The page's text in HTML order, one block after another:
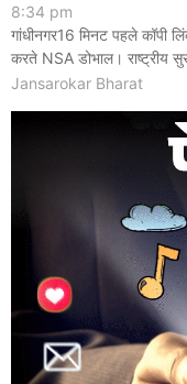
8:34 pm
गांधीनगर16 मिनट पहले कॉपी लिंक
करते NSA डोभाल। राष्ट्रीय
Jansarokar Bharat